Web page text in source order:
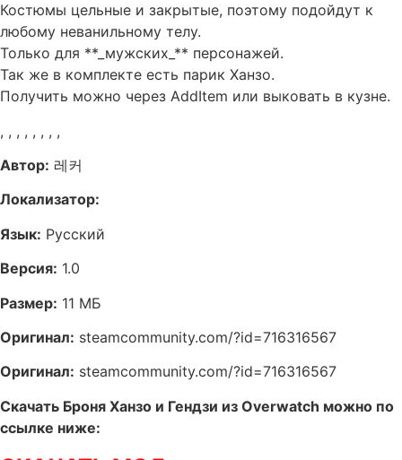
Костюмы цельные и закрытые, поэтому подойдут к
любому неванильному телу.
Только для **_мужских_** персонажей.
Так же в комплекте есть парик Ханзо.
Получить можно через AddItem или выковать в кузне.
, , , , , , , ,
Автор: 레커
Локализатор:
Язык: Русский
Версия: 1.0
Размер: 11 МБ
Оригинал: steamcommunity.com/?id=716316567
Оригинал: steamcommunity.com/?id=716316567
Скачать Броня Ханзо и Гендзи из Overwatch можно по
ссылке ниже: